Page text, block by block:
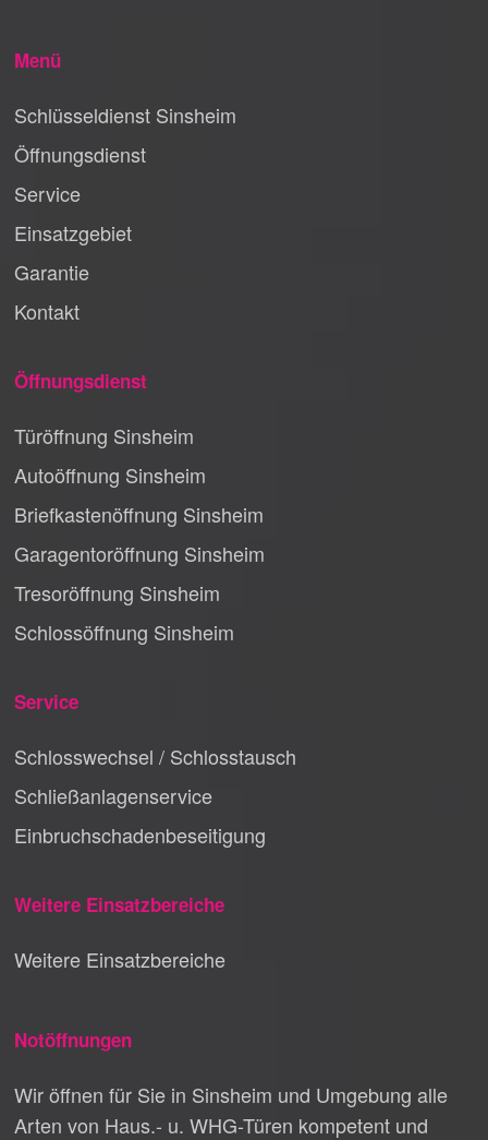
Menü
Schlüsseldienst Sinsheim
Öffnungsdienst
Service
Einsatzgebiet
Garantie
Kontakt
Öffnungsdienst
Türöffnung Sinsheim
Autoöffnung Sinsheim
Briefkastenöffnung Sinsheim
Garagentoröffnung Sinsheim
Tresoröffnung Sinsheim
Schlossöffnung Sinsheim
Service
Schlosswechsel / Schlosstausch
Schließanlagenservice
Einbruchschadenbeseitigung
Weitere Einsatzbereiche
Weitere Einsatzbereiche
Notöffnungen
Wir öffnen für Sie in Sinsheim und Umgebung alle
Arten von Haus.- u. WHG-Türen kompetent und